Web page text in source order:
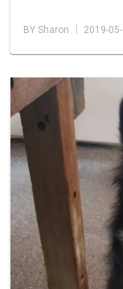
BY Sharon │ 2019-